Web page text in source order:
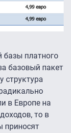
базы платного
базовый пакет
структура
в Европе на
то в
приносят